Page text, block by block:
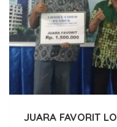
JUARA FAVORIT